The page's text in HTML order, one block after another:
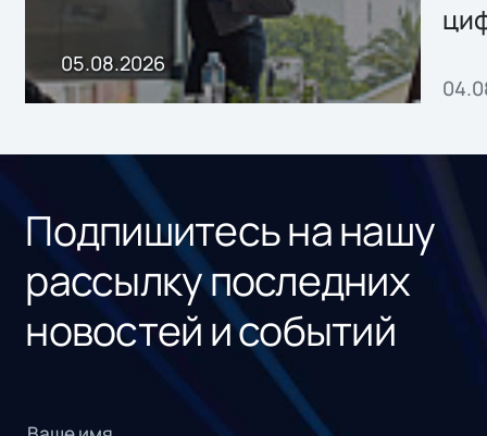
05.08.2026
Подпишитесь на нашу
рассылку последних
новостей и событий